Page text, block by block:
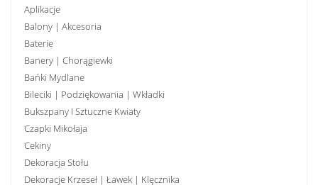
Aplikacje
Balony | Akcesoria
Baterie
Banery | Chorągiewki
Bańki Mydlane
Bileciki | Podziękowania | Wkładki
Bukszpany I Sztuczne Kwiaty
Czapki Mikołaja
Cekiny
Dekoracja Stołu
Dekoracje Krzeseł | Ławek | Klęcznika